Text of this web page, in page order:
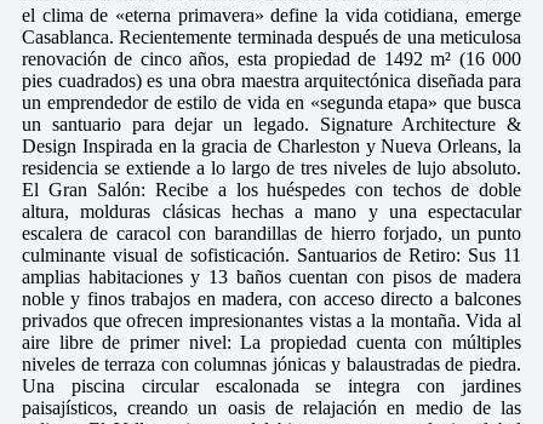
el clima de «eterna primavera» define la vida cotidiana, emerge
Casablanca. Recientemente terminada después de una meticulosa
renovación de cinco años, esta propiedad de 1492 m² (16 000
pies cuadrados) es una obra maestra arquitectónica diseñada para
un emprendedor de estilo de vida en «segunda etapa» que busca
un santuario para dejar un legado. Signature Architecture &
Design Inspirada en la gracia de Charleston y Nueva Orleans, la
residencia se extiende a lo largo de tres niveles de lujo absoluto.
El Gran Salón: Recibe a los huéspedes con techos de doble
altura, molduras clásicas hechas a mano y una espectacular
escalera de caracol con barandillas de hierro forjado, un punto
culminante visual de sofisticación. Santuarios de Retiro: Sus 11
amplias habitaciones y 13 baños cuentan con pisos de madera
noble y finos trabajos en madera, con acceso directo a balcones
privados que ofrecen impresionantes vistas a la montaña. Vida al
aire libre de primer nivel: La propiedad cuenta con múltiples
niveles de terraza con columnas jónicas y balaustradas de piedra.
Una piscina circular escalonada se integra con jardines
paisajísticos, creando un oasis de relajación en medio de las